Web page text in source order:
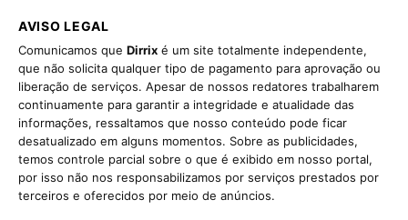
AVISO LEGAL
Comunicamos que Dirrix é um site totalmente independente,
que não solicita qualquer tipo de pagamento para aprovação ou
liberação de serviços. Apesar de nossos redatores trabalharem
continuamente para garantir a integridade e atualidade das
informações, ressaltamos que nosso conteúdo pode ficar
desatualizado em alguns momentos. Sobre as publicidades,
temos controle parcial sobre o que é exibido em nosso portal,
por isso não nos responsabilizamos por serviços prestados por
terceiros e oferecidos por meio de anúncios.